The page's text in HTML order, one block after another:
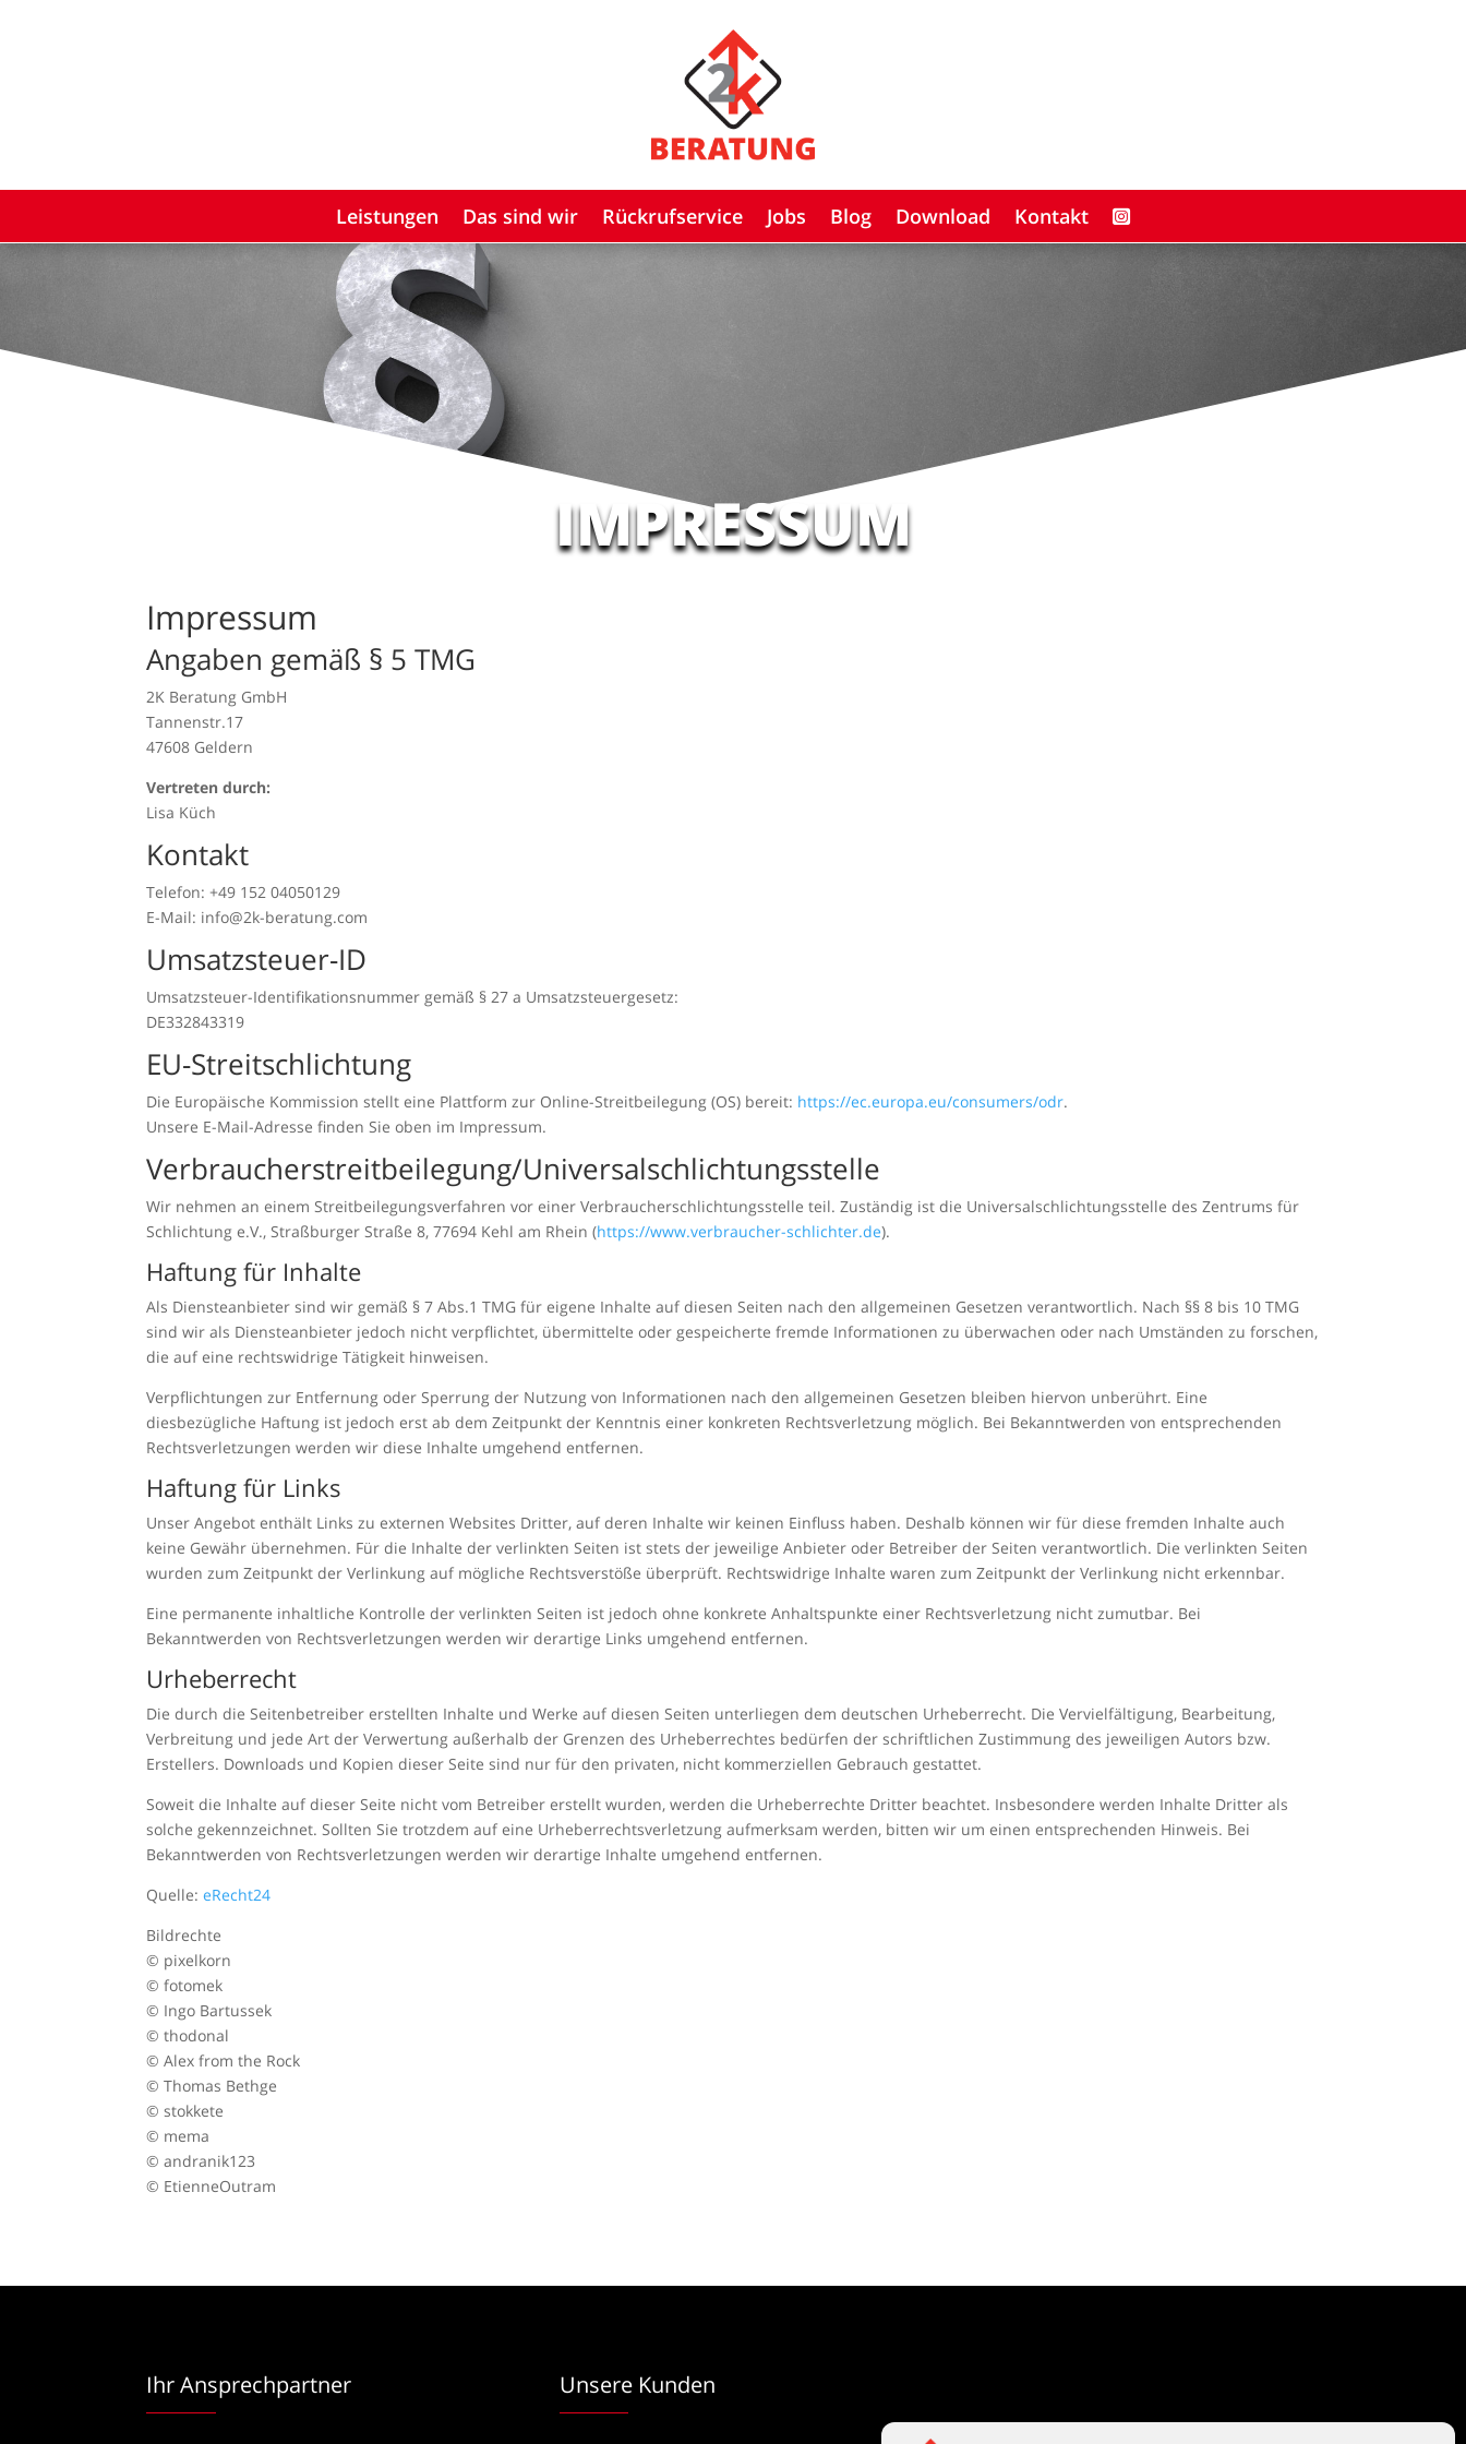
Leistungen Das sind wir Rückrufservice Jobs Blog Download Kontakt
IMPRESSUM
Impressum
Angaben gemäß § 5 TMG
2K Beratung GmbH
Tannenstr.17
47608 Geldern
Vertreten durch:
Lisa Küch
Kontakt
Telefon: +49 152 04050129
E-Mail: info@2k-beratung.com
Umsatzsteuer-ID
Umsatzsteuer-Identifikationsnummer gemäß § 27 a Umsatzsteuergesetz:
DE332843319
EU-Streitschlichtung
Die Europäische Kommission stellt eine Plattform zur Online-Streitbeilegung (OS) bereit: https://ec.europa.eu/consumers/odr.
Unsere E-Mail-Adresse finden Sie oben im Impressum.
Verbraucher­streit­beilegung/Universal­schlichtungs­stelle
Wir nehmen an einem Streitbeilegungsverfahren vor einer Verbraucherschlichtungsstelle teil. Zuständig ist die Universalschlichtungsstelle des Zentrums für
Schlichtung e.V., Straßburger Straße 8, 77694 Kehl am Rhein (https://www.verbraucher-schlichter.de).
Haftung für Inhalte
Als Diensteanbieter sind wir gemäß § 7 Abs.1 TMG für eigene Inhalte auf diesen Seiten nach den allgemeinen Gesetzen verantwortlich. Nach §§ 8 bis 10 TMG
sind wir als Diensteanbieter jedoch nicht verpflichtet, übermittelte oder gespeicherte fremde Informationen zu überwachen oder nach Umständen zu forschen,
die auf eine rechtswidrige Tätigkeit hinweisen.
Verpflichtungen zur Entfernung oder Sperrung der Nutzung von Informationen nach den allgemeinen Gesetzen bleiben hiervon unberührt. Eine
diesbezügliche Haftung ist jedoch erst ab dem Zeitpunkt der Kenntnis einer konkreten Rechtsverletzung möglich. Bei Bekanntwerden von entsprechenden
Rechtsverletzungen werden wir diese Inhalte umgehend entfernen.
Haftung für Links
Unser Angebot enthält Links zu externen Websites Dritter, auf deren Inhalte wir keinen Einfluss haben. Deshalb können wir für diese fremden Inhalte auch
keine Gewähr übernehmen. Für die Inhalte der verlinkten Seiten ist stets der jeweilige Anbieter oder Betreiber der Seiten verantwortlich. Die verlinkten Seiten
wurden zum Zeitpunkt der Verlinkung auf mögliche Rechtsverstöße überprüft. Rechtswidrige Inhalte waren zum Zeitpunkt der Verlinkung nicht erkennbar.
Eine permanente inhaltliche Kontrolle der verlinkten Seiten ist jedoch ohne konkrete Anhaltspunkte einer Rechtsverletzung nicht zumutbar. Bei
Bekanntwerden von Rechtsverletzungen werden wir derartige Links umgehend entfernen.
Urheberrecht
Die durch die Seitenbetreiber erstellten Inhalte und Werke auf diesen Seiten unterliegen dem deutschen Urheberrecht. Die Vervielfältigung, Bearbeitung,
Verbreitung und jede Art der Verwertung außerhalb der Grenzen des Urheberrechtes bedürfen der schriftlichen Zustimmung des jeweiligen Autors bzw.
Erstellers. Downloads und Kopien dieser Seite sind nur für den privaten, nicht kommerziellen Gebrauch gestattet.
Soweit die Inhalte auf dieser Seite nicht vom Betreiber erstellt wurden, werden die Urheberrechte Dritter beachtet. Insbesondere werden Inhalte Dritter als
solche gekennzeichnet. Sollten Sie trotzdem auf eine Urheberrechtsverletzung aufmerksam werden, bitten wir um einen entsprechenden Hinweis. Bei
Bekanntwerden von Rechtsverletzungen werden wir derartige Inhalte umgehend entfernen.
Quelle:eRecht24
Bildrechte
© pixelkorn
© fotomek
© Ingo Bartussek
© thodonal
© Alex from the Rock
© Thomas Bethge
© stokkete
© mema
© andranik123
© EtienneOutram
Ihr Ansprechpartner Unsere Kunden